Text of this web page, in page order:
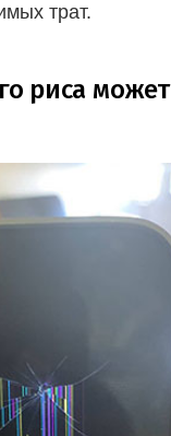
трат.
риса может